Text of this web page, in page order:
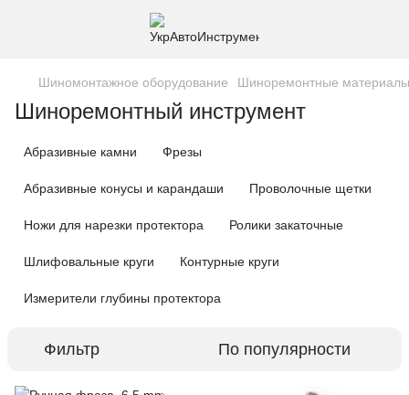
Шиномонтажное оборудование Шиноремонтные материалы
Шиноремонтный инструмент
Абразивные камни Фрезы
Абразивные конусы и карандаши Проволочные щетки
Ножи для нарезки протектора Ролики закаточные
Шлифовальные круги Контурные круги
Измерители глубины протектора
Фильтр По популярности